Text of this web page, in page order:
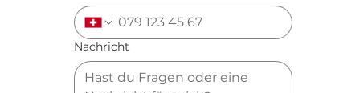
Nachricht